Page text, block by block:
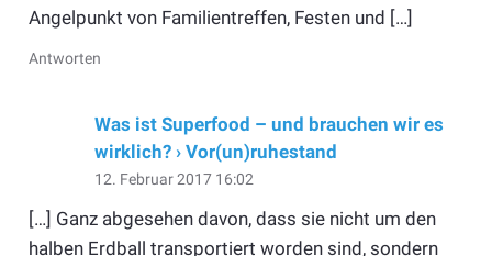
Angelpunkt von Familientreffen, Festen und […]
Antworten
Was ist Superfood – und brauchen wir es
wirklich? › Vor(un)ruhestand
12. Februar 2017 16:02
[…] Ganz abgesehen davon, dass sie nicht um den
halben Erdball transportiert worden sind, sondern